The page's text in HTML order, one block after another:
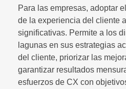
Para las empresas, adoptar
de la experiencia del cliente
significativas. Permite a los
lagunas en sus estrategias
del cliente, priorizar las
garantizar resultados
esfuerzos de CX con